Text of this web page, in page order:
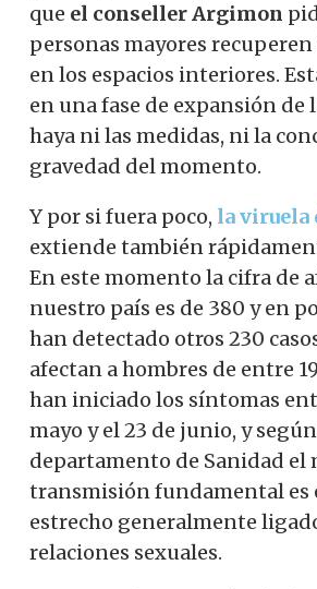
que el conseller Argimon
personas mayores
en los espacios interiores.
en una fase de expansión de
haya ni las medidas, ni la
gravedad del momento.
Y por si fuera poco, la viruela
extiende también
En este momento la cifra de
nuestro país es de 380 y en
han detectado otros 230
afectan a hombres de entre
han iniciado los síntomas
mayo y el 23 de junio, y
departamento de Sanidad el
transmisión fundamental es
estrecho generalmente
relaciones sexuales.